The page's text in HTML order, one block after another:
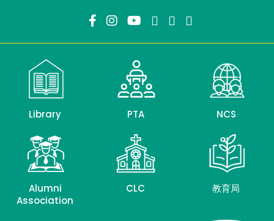
Library PTA NCS
Alumni
Association
CLC 教育局